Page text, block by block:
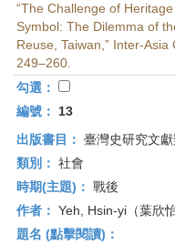
“The Challenge of
Symbol: The Dilemma of
Reuse, Taiwan,” Inter-
249–260.
勾選：
編號：
13
出版書目： 臺灣史研究文
類別： 社會
時期(主題)： 戰後
作者： Yeh, Hsin-yi（葉欣怡
題名 (點擊閱讀)：